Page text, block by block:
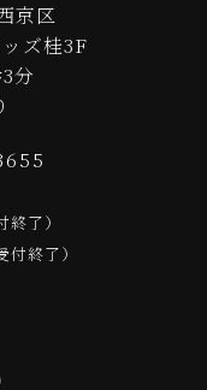
京区
ズ桂3F
分
了）
終了）